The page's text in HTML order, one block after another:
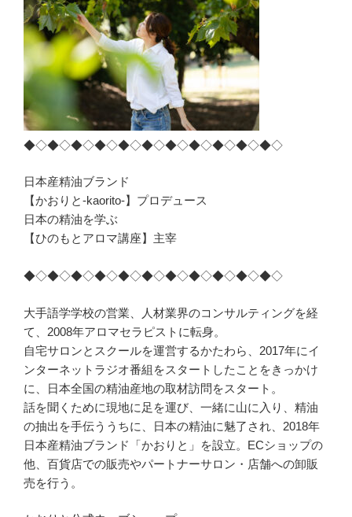
◆◇◆◇◆◇◆◇◆◇◆◇◆◇◆◇◆◇◆◇◆◇
日本産精油ブランド
【かおりと-kaorito-】プロデュース
日本の精油を学ぶ
【ひのもとアロマ講座】主宰
◆◇◆◇◆◇◆◇◆◇◆◇◆◇◆◇◆◇◆◇◆◇
大手語学学校の営業、人材業界のコンサルティングを経
て、2008年アロマセラピストに転身。
自宅サロンとスクールを運営するかたわら、2017年にイ
ンターネットラジオ番組をスタートしたことをきっかけ
に、日本全国の精油産地の取材訪問をスタート。
話を聞くために現地に足を運び、一緒に山に入り、精油
の抽出を手伝ううちに、日本の精油に魅了され、2018年
日本産精油ブランド「かおりと」を設立。ECショップの
他、百貨店での販売やパートナーサロン・店舗への卸販
売を行う。